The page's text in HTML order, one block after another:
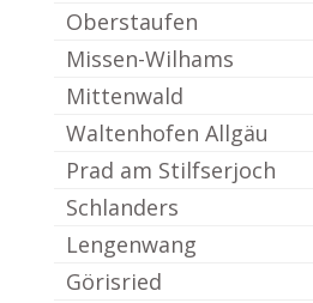
Oberstaufen
Missen-Wilhams
Mittenwald
Waltenhofen Allgäu
Prad am Stilfserjoch
Schlanders
Lengenwang
Görisried